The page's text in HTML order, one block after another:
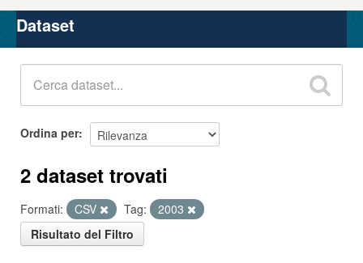
Organizzazioni
Gruppi
Dataset
Ordina per
2 dataset trovati
Formati: CSV Tag:
2003
Risultato del Filtro